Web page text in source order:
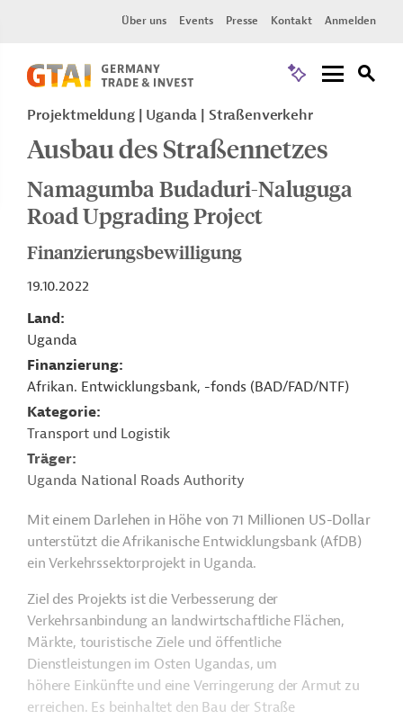
Über uns Events Presse Kontakt Anmelden
Projektmeldung Uganda Straßenverkehr
Ausbau des Straßennetzes
Namagumba Budaduri-Naluguga
Road Upgrading Project
Finanzierungsbewilligung
19.10.2022
Land
Uganda
Finanzierung
Afrikan. Entwicklungsbank, -fonds (BAD/FAD/NTF)
Kategorie
Transport und Logistik
Träger
Uganda National Roads Authority
Mit einem Darlehen in Höhe von 71 Millionen US-Dollar
unterstützt die Afrikanische Entwicklungsbank (AfDB)
ein Verkehrssektorprojekt in Uganda.
Ziel des Projekts ist die Verbesserung der
Verkehrsanbindung an landwirtschaftliche Flächen,
Märkte, touristische Ziele und öffentliche
Dienstleistungen im Osten Ugandas, um
höhere Einkünfte und eine Verringerung der Armut zu
erreichen. Es beinhaltet den Bau der Straße